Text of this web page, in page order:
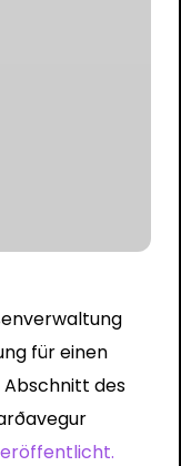
für einen
des
.